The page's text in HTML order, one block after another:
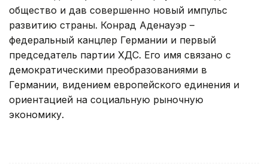
общество и дав совершенно новый импульс
развитию страны. Конрад Аденауэр –
федеральный канцлер Германии и первый
председатель партии ХДС. Его имя связано с
демократическими преобразованиями в
Германии, видением европейского единения и
ориентацией на социальную рыночную
экономику.